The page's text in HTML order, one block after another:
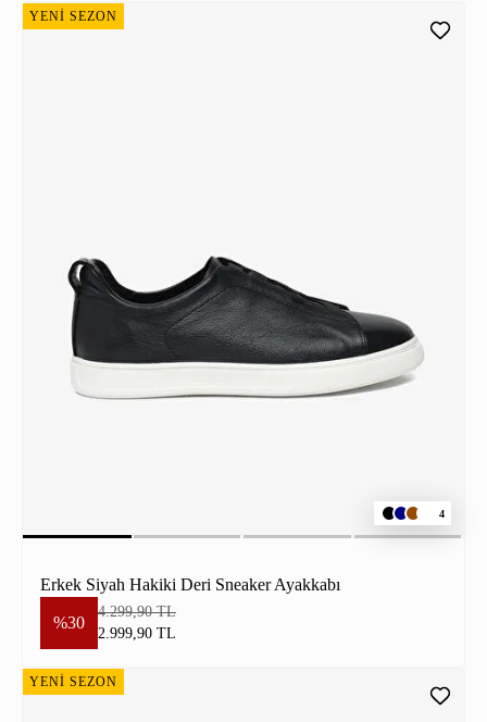
YENİ SEZON
4
Erkek Siyah Hakiki Deri Sneaker Ayakkabı
%30
4.299,90 TL
2.999,90 TL
YENİ SEZON